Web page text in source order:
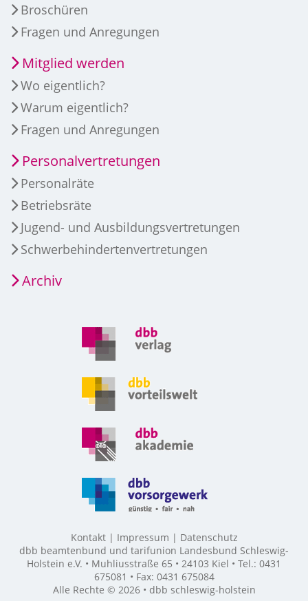
Broschüren
Fragen und Anregungen
Mitglied werden
Wo eigentlich?
Warum eigentlich?
Fragen und Anregungen
Personalvertretungen
Personalräte
Betriebsräte
Jugend- und Ausbildungsvertretungen
Schwerbehindertenvertretungen
Archiv
Kontakt Impressum
Datenschutz
dbb beamtenbund und tarifunion Landesbund Schleswig-
Holstein e.V. • Muhliusstraße 65 • 24103 Kiel • Tel.: 0431
675081 • Fax: 0431 675084
Alle Rechte © 2026 • dbb schleswig-holstein